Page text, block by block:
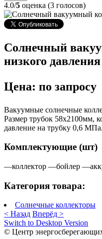
4.0/5 оценка (3 голосов)
Солнечный
низкого
Цена: по запросу
Вакуумные солнечные
Размер трубок 58х2100мм,
давление на трубку 0,6
Комплектующие (шт)
—коллектор —бойлер
Категория товара:
Солнечные коллекторы
< Назад Вперёд >
Switch to Desktop Version
© Центр